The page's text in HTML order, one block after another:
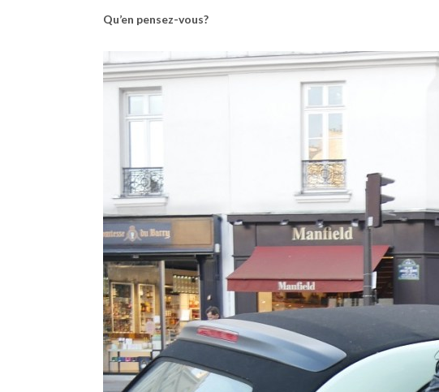
Qu’en pensez-vous?